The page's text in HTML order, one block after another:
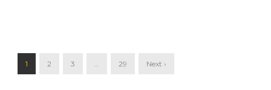
1 2 3 29 Next ›